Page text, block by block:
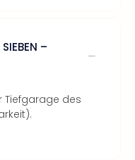
–
Tiefgarage des